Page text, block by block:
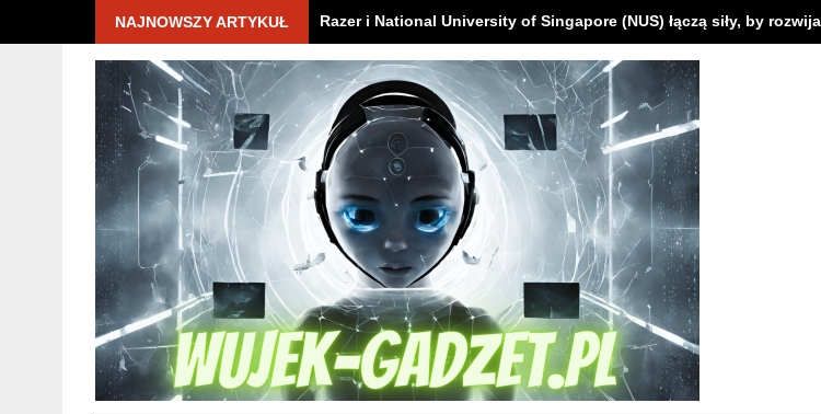
NAJNOWSZY ARTYKUŁ Razer i National University of Singapore (NUS) łączą siły, by